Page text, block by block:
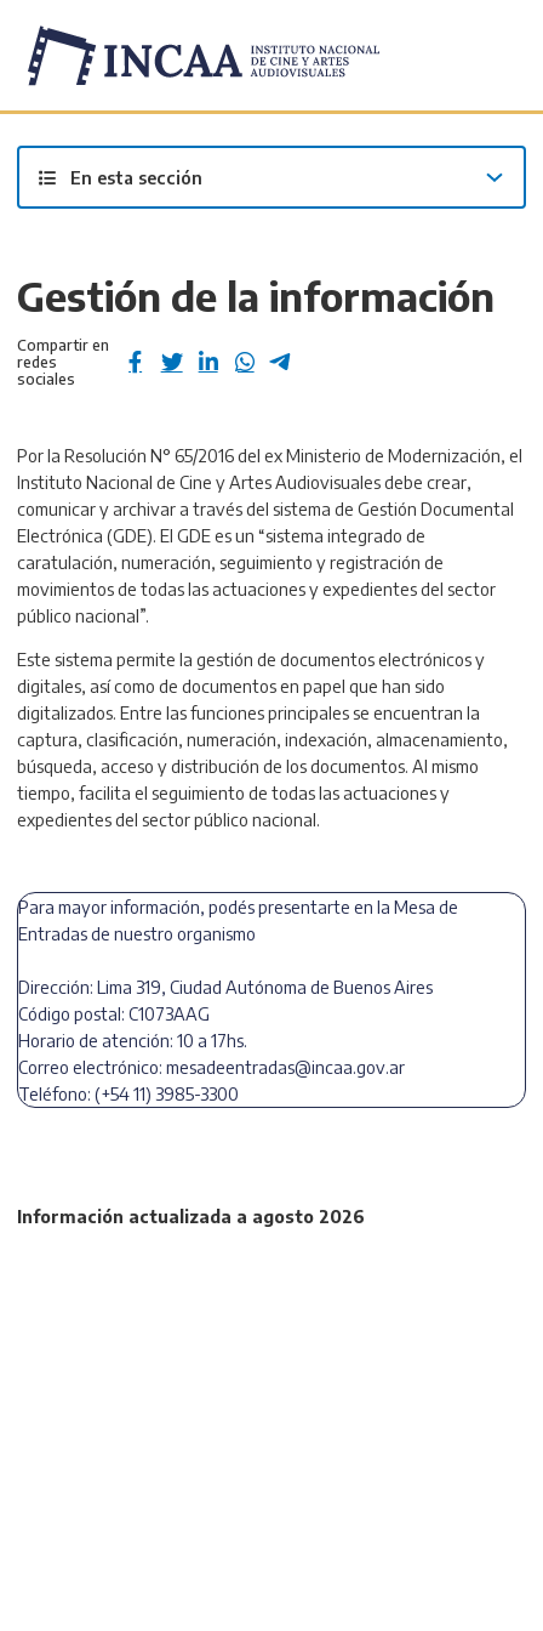
En esta sección
Gestión de la información
Compartir en
redes
sociales
Por la Resolución N° 65/2016 del ex Ministerio de Modernización, el
Instituto Nacional de Cine y Artes Audiovisuales debe crear,
comunicar y archivar a través del sistema de Gestión Documental
Electrónica (GDE). El GDE es un “sistema integrado de
caratulación, numeración, seguimiento y registración de
movimientos de todas las actuaciones y expedientes del sector
público nacional”.
Este sistema permite la gestión de documentos electrónicos y
digitales, así como de documentos en papel que han sido
digitalizados. Entre las funciones principales se encuentran la
captura, clasificación, numeración, indexación, almacenamiento,
búsqueda, acceso y distribución de los documentos. Al mismo
tiempo, facilita el seguimiento de todas las actuaciones y
expedientes del sector público nacional.
Para mayor información, podés presentarte en la Mesa de
Entradas de nuestro organismo
Dirección: Lima 319, Ciudad Autónoma de Buenos Aires
Código postal: C1073AAG
Horario de atención: 10 a 17hs.
Correo electrónico: mesadeentradas@incaa.gov.ar
Teléfono: (+54 11) 3985-3300
Información actualizada a agosto 2026